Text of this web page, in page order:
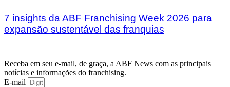
7 insights da ABF Franchising Week 2026 para
expansão sustentável das franquias
Receba em seu e-mail, de graça, a ABF News com as principais
notícias e informações do franchising.
E-mail